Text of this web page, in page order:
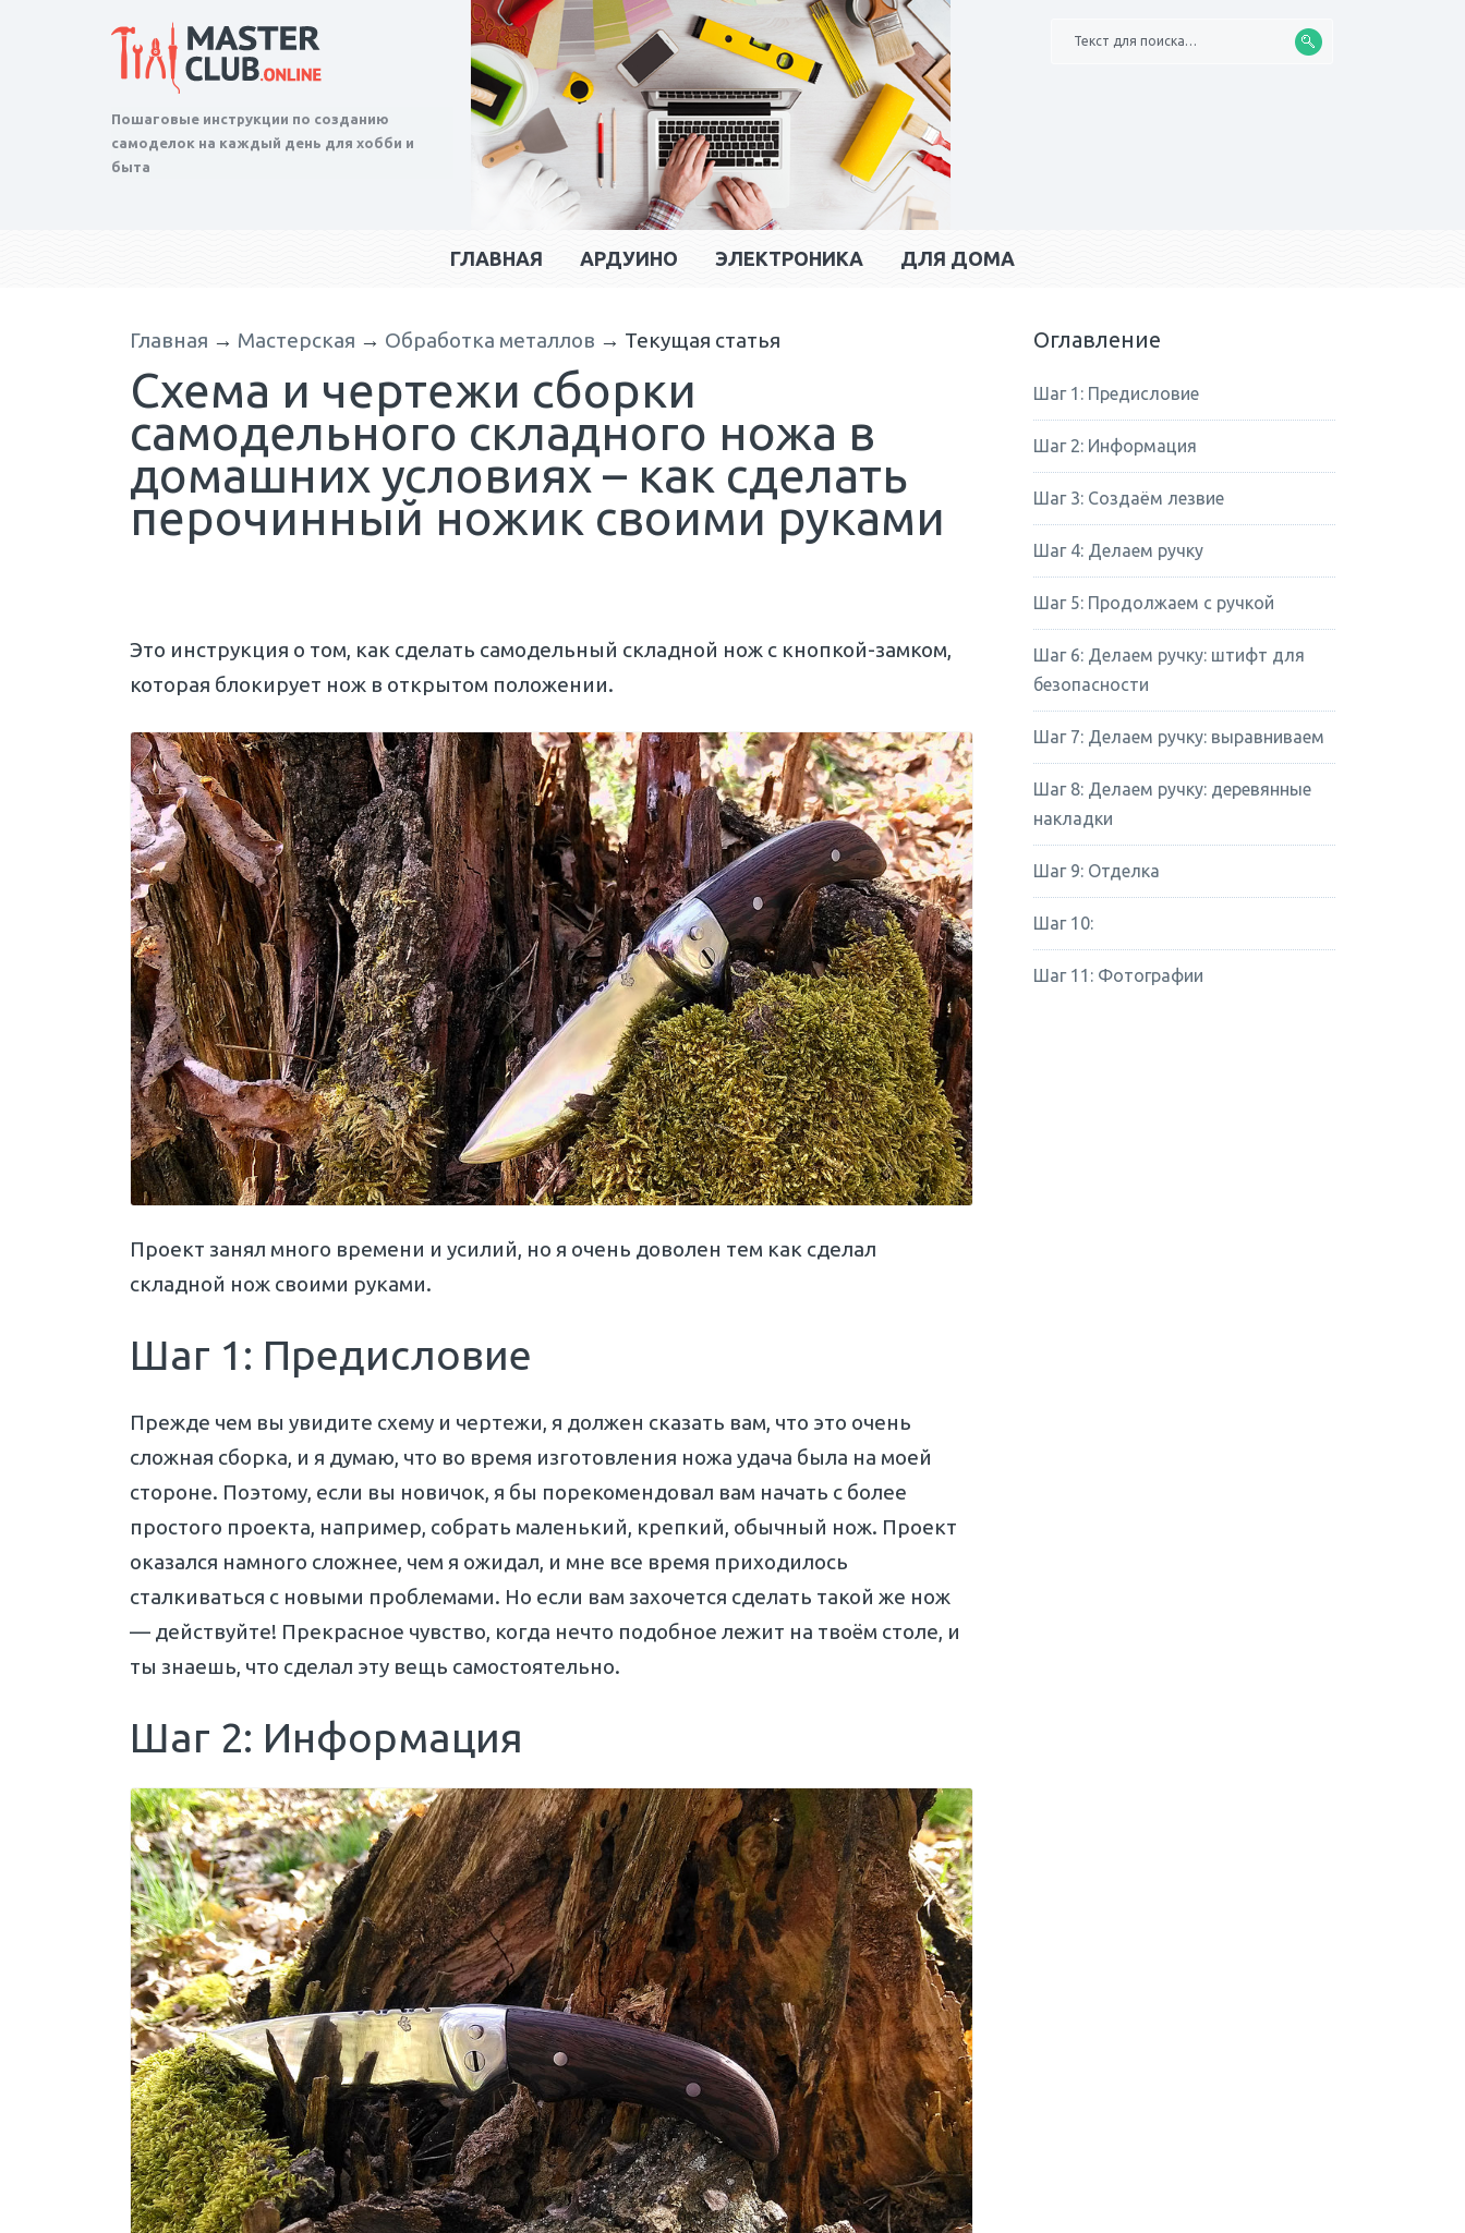
Пошаговые инструкции по созданию
самоделок на каждый день для хобби и
быта
Текст для поиска…
ГЛАВНАЯ АРДУИНО ЭЛЕКТРОНИКА ДЛЯ ДОМА
Главная → Мастерская → Обработка металлов → Текущая статья
Схема и чертежи сборки
самодельного складного ножа в
домашних условиях – как сделать
перочинный ножик своими руками
Это инструкция о том, как сделать самодельный складной нож с кнопкой-замком,
которая блокирует нож в открытом положении.
Проект занял много времени и усилий, но я очень доволен тем как сделал
складной нож своими руками.
Шаг 1: Предисловие
Прежде чем вы увидите схему и чертежи, я должен сказать вам, что это очень
сложная сборка, и я думаю, что во время изготовления ножа удача была на моей
стороне. Поэтому, если вы новичок, я бы порекомендовал вам начать с более
простого проекта, например, собрать маленький, крепкий, обычный нож. Проект
оказался намного сложнее, чем я ожидал, и мне все время приходилось
сталкиваться с новыми проблемами. Но если вам захочется сделать такой же нож
— действуйте! Прекрасное чувство, когда нечто подобное лежит на твоём столе, и
ты знаешь, что сделал эту вещь самостоятельно.
Шаг 2: Информация
Оглавление
Шаг 1: Предисловие
Шаг 2: Информация
Шаг 3: Создаём лезвие
Шаг 4: Делаем ручку
Шаг 5: Продолжаем с ручкой
Шаг 6: Делаем ручку: штифт для
безопасности
Шаг 7: Делаем ручку: выравниваем
Шаг 8: Делаем ручку: деревянные
накладки
Шаг 9: Отделка
Шаг 10:
Шаг 11: Фотографии